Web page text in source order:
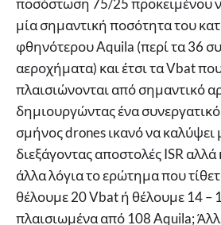
ποσόστωση 75/25 προκειμένου
μία σημαντική ποσότητα του
φθηνότερου Aquila (περί τα 36
αεροχήματα) και έτσι τα Vbat
πλαισιώνονται από σημαντικό
δημιουργώντας ένα
σμήνος drones ικανό να καλύψει
διεξάγοντας αποστολές ISR αλλά
άλλα λόγια το ερώτημα που
θέλουμε 20 Vbat ή θέλουμε 14 –
πλαισιωμένα από 108 Aquila;